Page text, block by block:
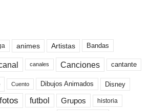
animes Artistas Bandas
canales Canciones cantante
Cuento Dibujos Animados Disney
fotos futbol Grupos historia